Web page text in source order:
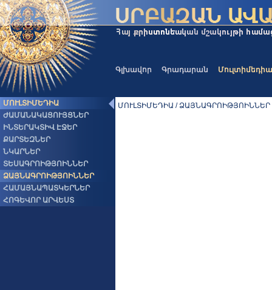
Գլխավոր Գրադարան Մուլտիմեդիա
ՄՈՒԼՏԻՄԵԴԻԱ
ԺԱՄԱՆԱԿԱՑՈՒՅՑՆԵՐ
ԻՆՏԵՐԱԿՏԻՎ ԷՋԵՐ
ՔԱՐՏԵԶՆԵՐ
ՆԿԱՐՆԵՐ
ՏԵՍԱԳՐՈԻԹՅՈԻՆՆԵՐ
ՁԱՅՆԱԳՐՈԻԹՅՈԻՆՆԵՐ
ՀԱՄԱՅՆԱՊԱՏԿԵՐՆԵՐ
ՀՈԳԵՎՈՐ ԱՐՎԵՍՏ
ՄՈՒԼՏԻՄԵԴԻԱ / ՁԱՅՆԱԳՐՈԻԹՅՈԻՆՆԵՐ